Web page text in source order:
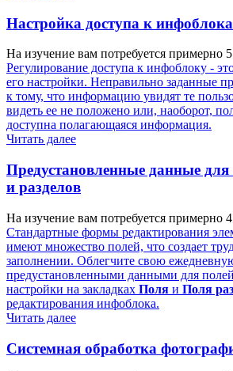
Настройка доступа к
На изучение вам потребуется примерно
Регулирование доступа к инфоблоку -
его настройки. Неправильно заданные
к тому, что информацию увидят те
видеть ее не положено или, наоборот,
доступна полагающаяся информация.
Читать далее
Предустановленные данные для
и разделов
На изучение вам потребуется примерно
Стандартные формы редактирования
имеют множество полей, что создает
заполнении. Облегчите свою
предустановленными данными для
настройки на закладках Поля и Поля
редактирования инфоблока.
Читать далее
Системная обработка